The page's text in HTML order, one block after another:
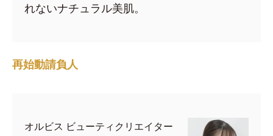
れないナチュラル美肌。
再始動請負人
オルビス ビューティクリエイター